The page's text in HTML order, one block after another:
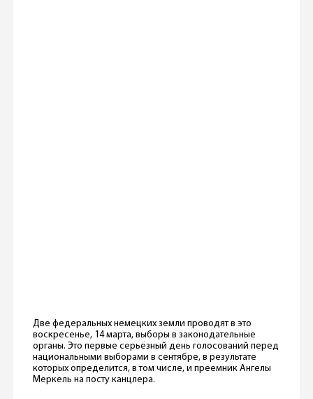
Две федеральных немецких земли проводят в это
воскресенье, 14 марта, выборы в законодательные
органы. Это первые серьёзный день голосований перед
национальными выборами в сентябре, в результате
которых определится, в том числе, и преемник Ангелы
Меркель на посту канцлера.